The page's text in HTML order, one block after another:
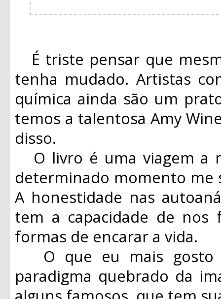
É triste pensar que
tenha mudado. Artistas
química ainda são um
temos a talentosa Amy
disso.
O livro é uma viagem a
determinado momento me
A honestidade nas
tem a capacidade de nos
formas de encarar a vida.
O que eu mais gosto
paradigma quebrado da